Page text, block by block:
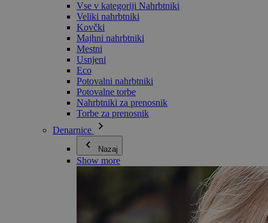
Vse v kategoriji Nahrbtniki
Veliki nahrbtniki
Kovčki
Majhni nahrbtniki
Mestni
Usnjeni
Eco
Potovalni nahrbtniki
Potovalne torbe
Nahrbtniki za prenosnik
Torbe za prenosnik
Denarnice
Nazaj
Show more